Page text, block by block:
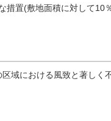
措置(敷地面積に対して10
域における風致と著しく